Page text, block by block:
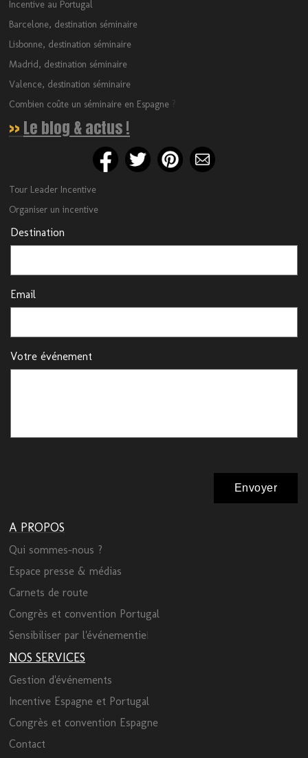
Incentive au Portugal
Barcelone, destination séminaire
Lisbonne, destination séminaire
Madrid, destination séminaire
Valence, destination séminaire
Combien coûte un séminaire en Espagne ?
>> Le blog & actus !
Tour Leader Incentive
Organiser un incentive
Destination
Email
Votre événement
A PROPOS
Qui sommes-nous ?
Espace presse & médias
Carnets de route
Congrès et convention Portugal
Sensibiliser par l'événementiel
NOS SERVICES
Gestion d'événements
Incentive Espagne et Portugal
Congrès et convention Espagne
Contact